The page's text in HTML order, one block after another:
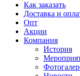
Как заказать
Доставка и
Опт
Акции
Компания
История